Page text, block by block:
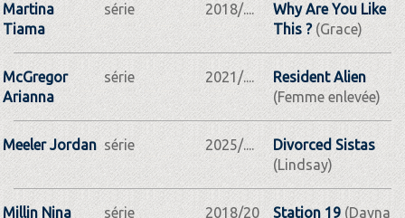
Martina
Tiama
série 2018/....
Why Are You Like
This ?(Grace)
McGregor
Arianna
série 2021/....
Resident Alien
(Femme enlevée)
Meeler Jordan série 2025/....
Divorced Sistas
(Lindsay)
Millin Nina série
2018/20
Station 19(Dayna